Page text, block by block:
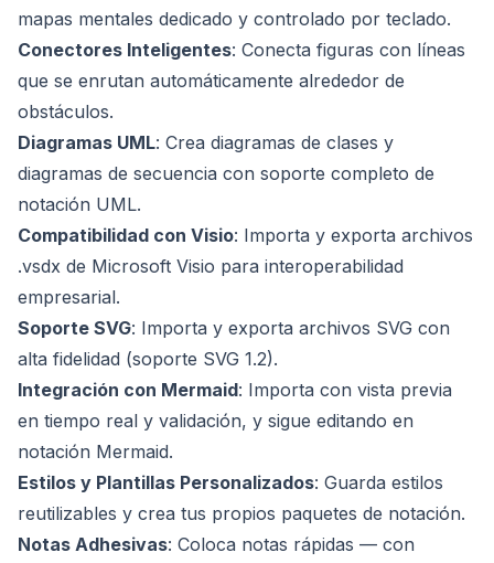
mapas mentales dedicado y controlado por teclado.
Conectores Inteligentes: Conecta figuras con líneas
que se enrutan automáticamente alrededor de
obstáculos.
Diagramas UML: Crea diagramas de clases y
diagramas de secuencia con soporte completo de
notación UML.
Compatibilidad con Visio: Importa y exporta archivos
.vsdx de Microsoft Visio para interoperabilidad
empresarial.
Soporte SVG: Importa y exporta archivos SVG con
alta fidelidad (soporte SVG 1.2).
Integración con Mermaid: Importa con vista previa
en tiempo real y validación, y sigue editando en
notación Mermaid.
Estilos y Plantillas Personalizados: Guarda estilos
reutilizables y crea tus propios paquetes de notación.
Notas Adhesivas: Coloca notas rápidas — con